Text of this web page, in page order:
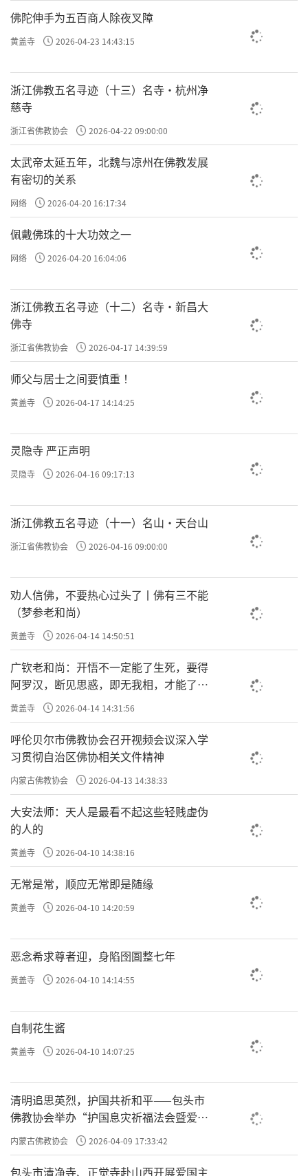
佛陀伸手为五百商人除夜叉障
黄盖寺 2026-04-23 14:43:15
浙江佛教五名寻迹（十三）名寺·杭州净
慈寺
浙江省佛教协会 2026-04-22 09:00:00
太武帝太延五年，北魏与凉州在佛教发展
有密切的关系
网络 2026-04-20 16:17:34
佩戴佛珠的十大功效之一
网络 2026-04-20 16:04:06
浙江佛教五名寻迹（十二）名寺·新昌大
佛寺
浙江省佛教协会 2026-04-17 14:39:59
师父与居士之间要慎重 ！
黄盖寺 2026-04-17 14:14:25
灵隐寺 严正声明
灵隐寺 2026-04-16 09:17:13
浙江佛教五名寻迹（十一）名山·天台山
浙江省佛教协会 2026-04-16 09:00:00
劝人信佛，不要热心过头了丨佛有三不能
（梦参老和尚）
黄盖寺 2026-04-14 14:50:51
广钦老和尚：开悟不一定能了生死，要得
阿罗汉，断见思惑，即无我相，才能了生
死
黄盖寺 2026-04-14 14:31:56
呼伦贝尔市佛教协会召开视频会议深入学
习贯彻自治区佛协相关文件精神
内蒙古佛教协会 2026-04-13 14:38:33
大安法师：天人是最看不起这些轻贱虚伪
的人的
黄盖寺 2026-04-10 14:38:16
无常是常，顺应无常即是随缘
黄盖寺 2026-04-10 14:20:59
恶念希求尊者迎，身陷囹圄整七年
黄盖寺 2026-04-10 14:14:55
自制花生酱
黄盖寺 2026-04-10 14:07:25
清明追思英烈，护国共祈和平——包头市
佛教协会举办“护国息灾祈福法会暨爱国
主义电影观影活动”
内蒙古佛教协会 2026-04-09 17:33:42
包头市清净寺、正觉寺赴山西开展爱国主